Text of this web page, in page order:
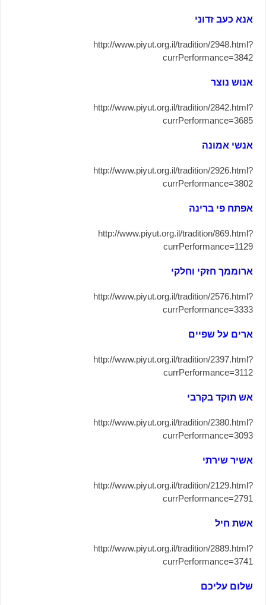
אנא כעב זדוני
http://www.piyut.org.il/tradition/2948.html?
currPerformance=3842
אנוש נוצר
http://www.piyut.org.il/tradition/2842.html?
currPerformance=3685
אנשי אמונה
http://www.piyut.org.il/tradition/2926.html?
currPerformance=3802
אפתח פי ברינה
http://www.piyut.org.il/tradition/869.html?
currPerformance=1129
ארוממך חזקי וחלקי
http://www.piyut.org.il/tradition/2576.html?
currPerformance=3333
ארים על שפיים
http://www.piyut.org.il/tradition/2397.html?
currPerformance=3112
אש תוקד בקרבי
http://www.piyut.org.il/tradition/2380.html?
currPerformance=3093
אשיר שירתי
http://www.piyut.org.il/tradition/2129.html?
currPerformance=2791
אשת חיל
http://www.piyut.org.il/tradition/2889.html?
currPerformance=3741
שלום עליכם